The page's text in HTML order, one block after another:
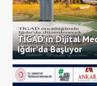
TİGAD'ın Dijital
Iğdır'da Başlıyor